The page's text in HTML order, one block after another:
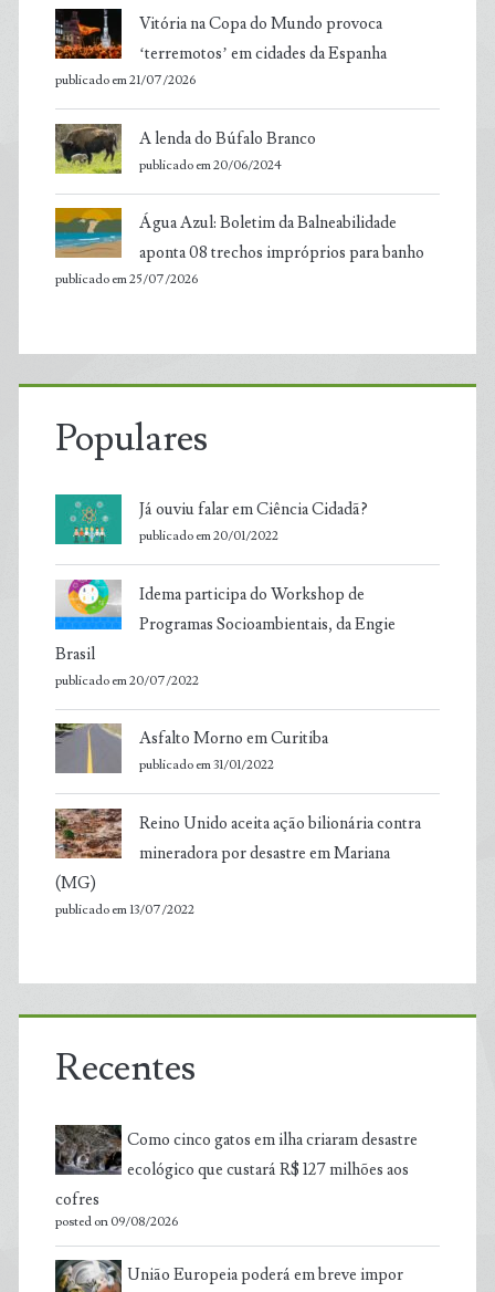
Vitória na Copa do Mundo provoca
‘terremotos’ em cidades da Espanha
publicado em 21/07/2026
A lenda do Búfalo Branco
publicado em 20/06/2024
Água Azul: Boletim da Balneabilidade
aponta 08 trechos impróprios para banho
publicado em 25/07/2026
Populares
Já ouviu falar em Ciência Cidadã?
publicado em 20/01/2022
Idema participa do Workshop de
Programas Socioambientais, da Engie
Brasil
publicado em 20/07/2022
Asfalto Morno em Curitiba
publicado em 31/01/2022
Reino Unido aceita ação bilionária contra
mineradora por desastre em Mariana
(MG)
publicado em 13/07/2022
Recentes
Como cinco gatos em ilha criaram desastre
ecológico que custará R$ 127 milhões aos
cofres
posted on 09/08/2026
União Europeia poderá em breve impor